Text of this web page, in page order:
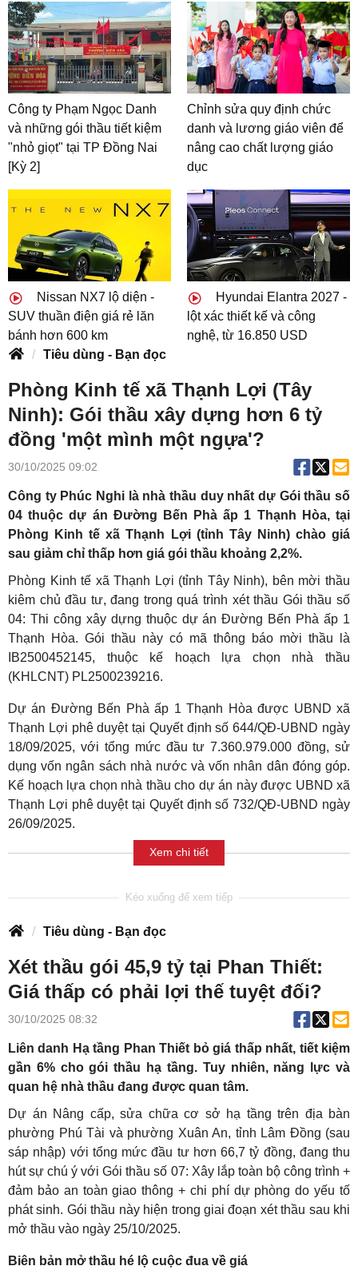
Công ty Phạm Ngọc Danh
và những gói thầu tiết kiệm
"nhỏ giọt" tại TP Đồng Nai
[Kỳ 2]
Chỉnh sửa quy định chức
danh và lương giáo viên để
nâng cao chất lượng giáo
dục
Nissan NX7 lộ diện -
SUV thuần điện giá rẻ lăn
bánh hơn 600 km
Hyundai Elantra 2027 -
lột xác thiết kế và công
nghệ, từ 16.850 USD
Tiêu dùng - Bạn đọc
Phòng Kinh tế xã Thạnh Lợi (Tây
Ninh): Gói thầu xây dựng hơn 6 tỷ
đồng 'một mình một ngựa'?
30/10/2025 09:02
Công ty Phúc Nghi là nhà thầu duy nhất dự Gói thầu số
04 thuộc dự án Đường Bến Phà ấp 1 Thạnh Hòa, tại
Phòng Kinh tế xã Thạnh Lợi (tỉnh Tây Ninh) chào giá
sau giảm chỉ thấp hơn giá gói thầu khoảng 2,2%.
Phòng Kinh tế xã Thạnh Lợi (tỉnh Tây Ninh), bên mời thầu
kiêm chủ đầu tư, đang trong quá trình xét thầu Gói thầu số
04: Thi công xây dựng thuộc dự án Đường Bến Phà ấp 1
Thạnh Hòa. Gói thầu này có mã thông báo mời thầu là
IB2500452145, thuộc kế hoạch lựa chọn nhà thầu
(KHLCNT) PL2500239216.
Dự án Đường Bến Phà ấp 1 Thạnh Hòa được UBND xã
Thạnh Lợi phê duyệt tại Quyết định số 644/QĐ-UBND ngày
18/09/2025, với tổng mức đầu tư 7.360.979.000 đồng, sử
dụng vốn ngân sách nhà nước và vốn nhân dân đóng góp.
Kế hoạch lựa chọn nhà thầu cho dự án này được UBND xã
Thạnh Lợi phê duyệt tại Quyết định số 732/QĐ-UBND ngày
26/09/2025.
Xem chi tiết
Tiêu dùng - Bạn đọc
Xét thầu gói 45,9 tỷ tại Phan Thiết:
Giá thấp có phải lợi thế tuyệt đối?
30/10/2025 08:32
Liên danh Hạ tầng Phan Thiết bỏ giá thấp nhất, tiết kiệm
gần 6% cho gói thầu hạ tầng. Tuy nhiên, năng lực và
quan hệ nhà thầu đang được quan tâm.
Dự án Nâng cấp, sửa chữa cơ sở hạ tầng trên địa bàn
phường Phú Tài và phường Xuân An, tỉnh Lâm Đồng (sau
sáp nhập) với tổng mức đầu tư hơn 66,7 tỷ đồng, đang thu
hút sự chú ý với Gói thầu số 07: Xây lắp toàn bộ công trình +
đảm bảo an toàn giao thông + chi phí dự phòng do yếu tố
phát sinh. Gói thầu này hiện trong giai đoạn xét thầu sau khi
mở thầu vào ngày 25/10/2025.
Biên bản mở thầu hé lộ cuộc đua về giá